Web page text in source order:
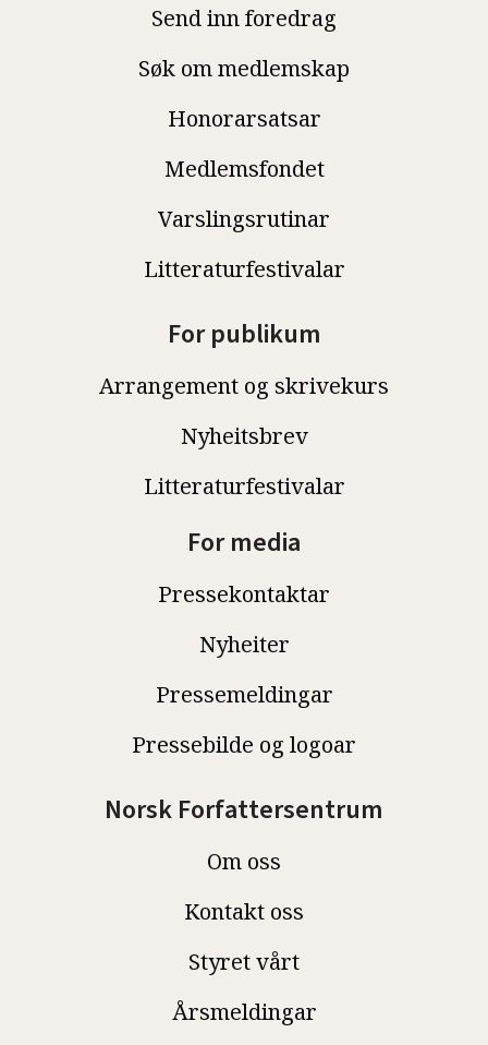
Send inn foredrag
Søk om medlemskap
Honorarsatsar
Medlemsfondet
Varslingsrutinar
Litteraturfestivalar
For publikum
Arrangement og skrivekurs
Nyheitsbrev
Litteraturfestivalar
For media
Pressekontaktar
Nyheiter
Pressemeldingar
Pressebilde og logoar
Norsk Forfattersentrum
Om oss
Kontakt oss
Styret vårt
Årsmeldingar